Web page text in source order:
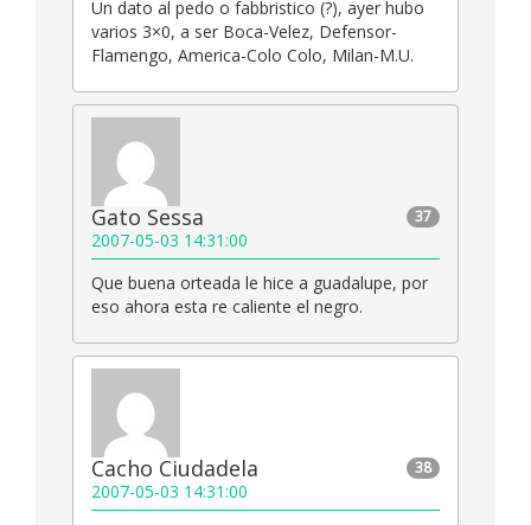
Un dato al pedo o fabbristico (?), ayer hubo
varios 3×0, a ser Boca-Velez, Defensor-
Flamengo, America-Colo Colo, Milan-M.U.
37
Gato Sessa
2007-05-03 14:31:00
Que buena orteada le hice a guadalupe, por
eso ahora esta re caliente el negro.
38
Cacho Ciudadela
2007-05-03 14:31:00